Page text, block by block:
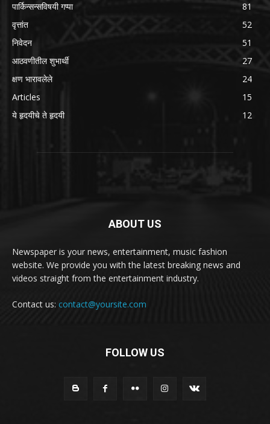
पार्किन्सन्सविषयी गप्पा
81
वृत्तांत
52
निवेदन
51
आठवणीतील शुभार्थी
27
क्षण भारावलेले
24
Articles
15
ये हृदयीचे ते हृदयी
12
ABOUT US
Newspaper is your news, entertainment, music fashion
website. We provide you with the latest breaking news and
videos straight from the entertainment industry.
Contact us: contact@yoursite.com
FOLLOW US